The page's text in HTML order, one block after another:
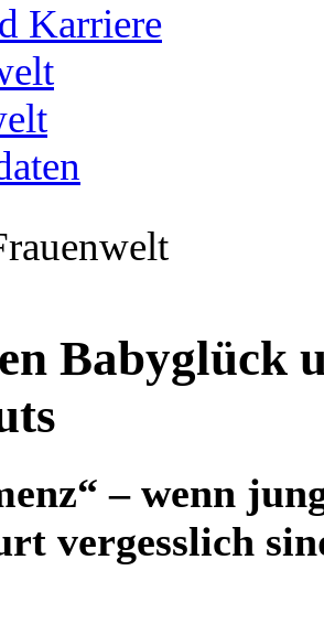
Karriere
Babyglück
– wenn
vergesslich